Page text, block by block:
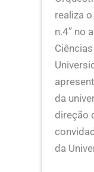
realiza
n.4” no
da
direção
da